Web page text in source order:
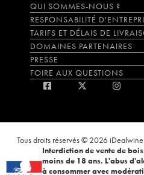
QUI SOMMES-NOUS ?
RESPONSABILITÉ
TARIFS ET DÉLAIS DE
DOMAINES PARTENAIRES
PRESSE
FOIRE AUX QUESTIONS
Tous droits réservés © 2026 iDealwine
Interdiction de vente de
moins de 18 ans. L'abus
à consommer avec